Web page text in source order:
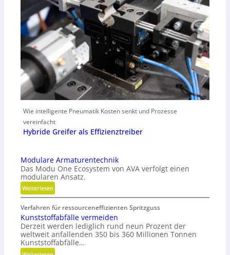
Wie intelligente Pneumatik Kosten senkt und Prozesse
vereinfacht
Hybride Greifer als Effizienztreiber
Modulare Armaturentechnik
Das Modu One Ecosystem von AVA verfolgt einen
modularen Ansatz.
Weiterlesen:
M
o
d
u
l
a
Verfahren für ressourceneffizienten Spritzguss
Kunststoffabfälle vermeiden
Derzeit werden lediglich rund neun Prozent der
weltweit anfallenden 350 bis 360 Millionen Tonnen
Kunststoffabfälle…